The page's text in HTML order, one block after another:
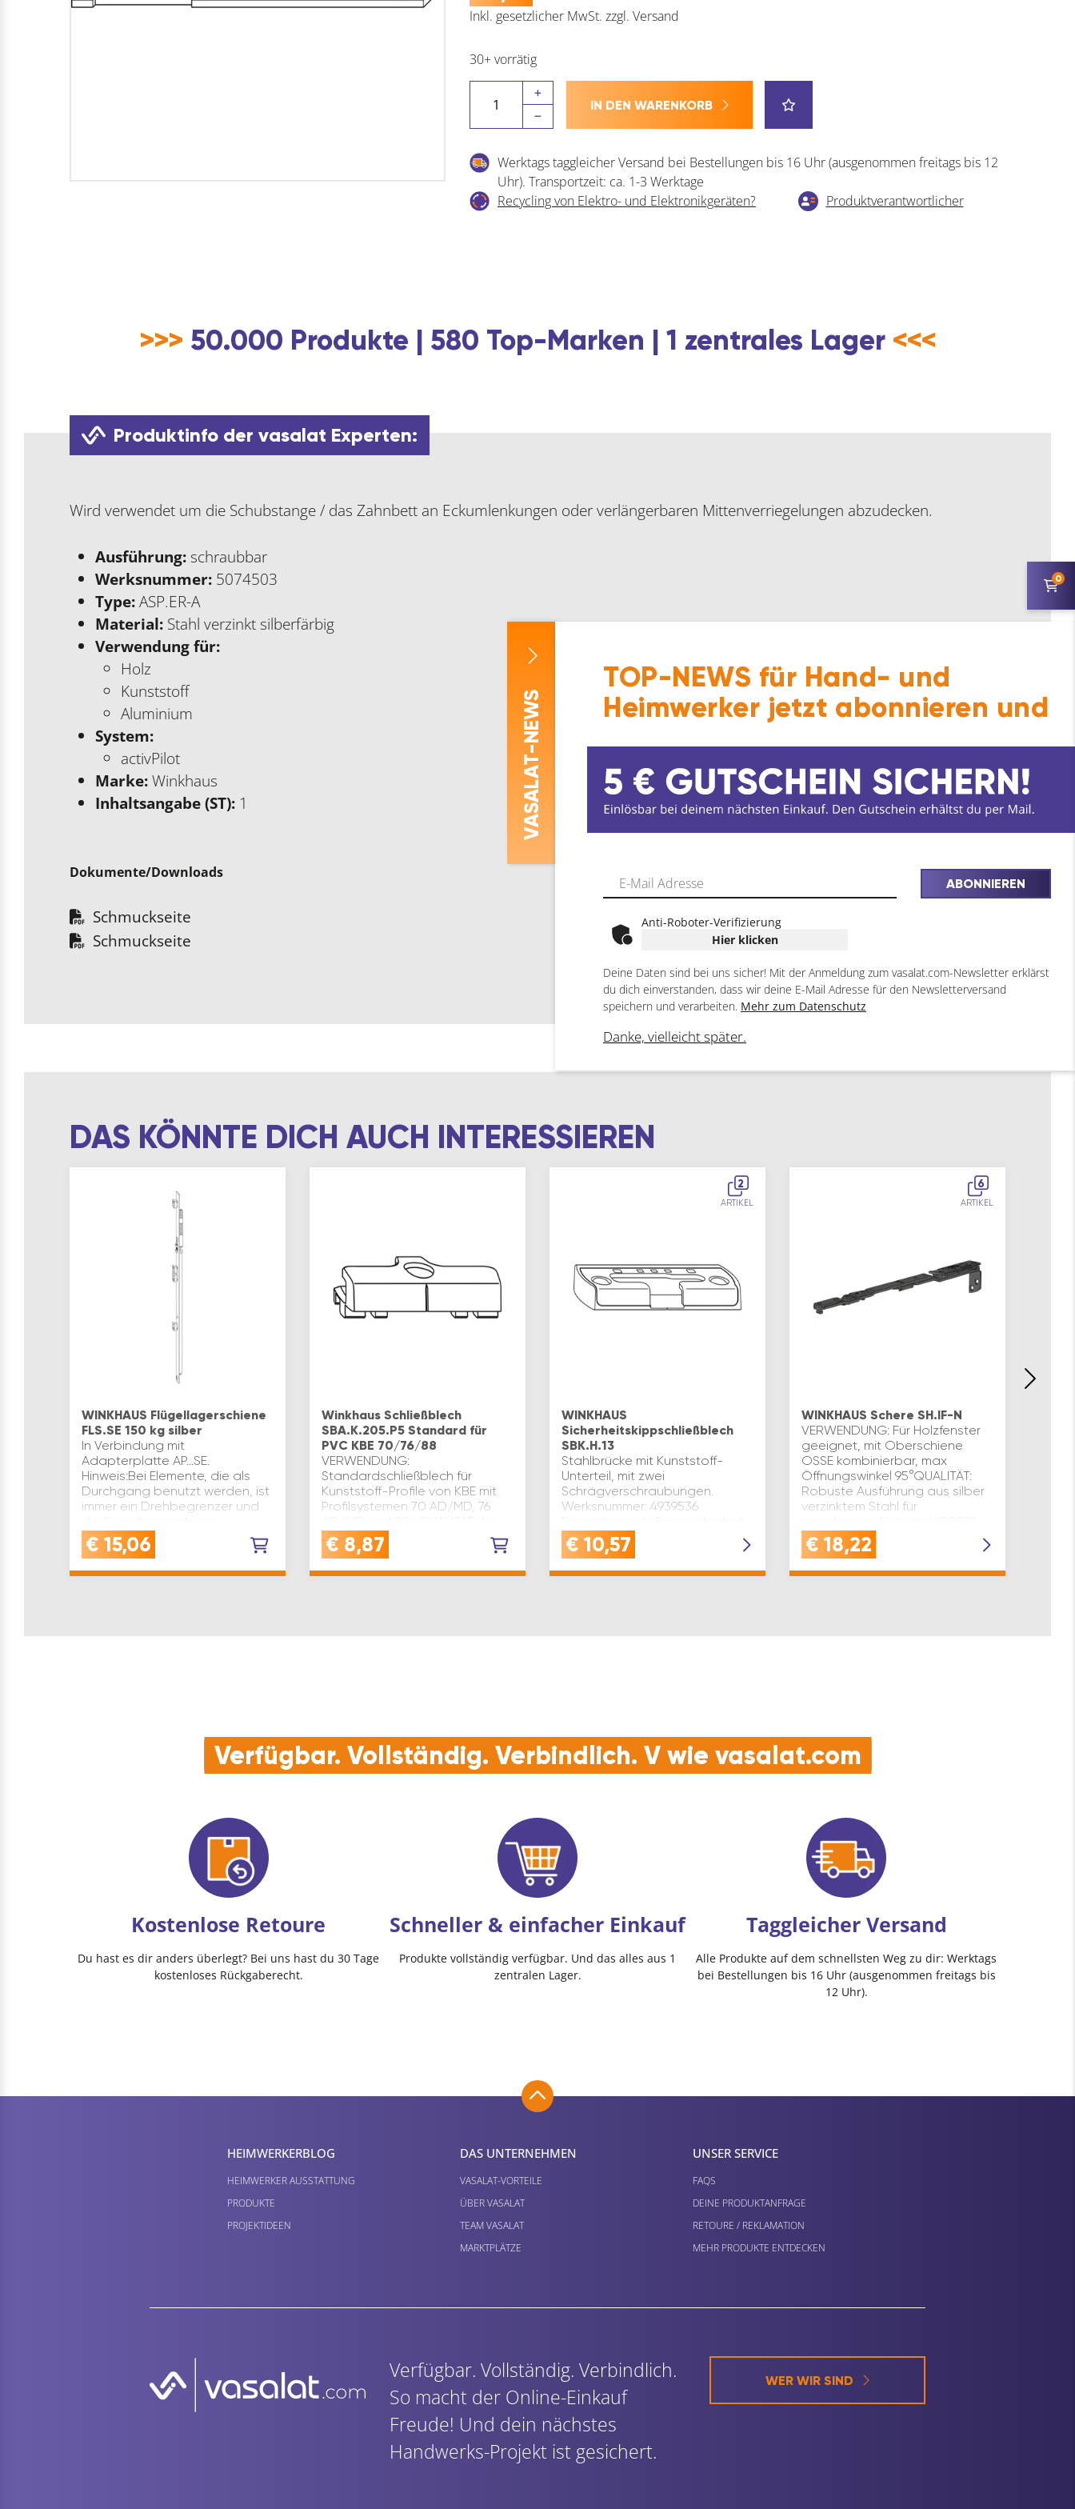
Inkl. gesetzlicher MwSt. zzgl. Versand
30+ vorrätig
Abschlussplatte
ASP.ER-
schraubbar,
verzinkt
IN DEN WARENKORB
Werktags taggleicher Versand bei Bestellungen bis 16 Uhr (ausgenommen freitags bis 12
Uhr). Transportzeit: ca. 1-3 Werktage
Recycling von Elektro- und Elektronikgeräten?
Produktverantwortlicher
>>> 50.000 Produkte | 580 Top-Marken | 1 zentrales Lager <<<
Produktinfo der vasalat Experten:
Wird verwendet um die Schubstange / das Zahnbett an Eckumlenkungen oder verlängerbaren Mittenverriegelungen abzudecken.
Ausführung: schraubbar
Werksnummer: 5074503
Type:ASP.ER-A
Material: Stahl verzinkt silberfärbig
Verwendung für:
Holz
Kunststoff
Aluminium
System:
activPilot
Marke:Winkhaus
Inhaltsangabe (ST): 1
Dokumente/Downloads
Schmuckseite
Schmuckseite
DAS KÖNNTE DICH AUCH INTERESSIEREN
WINKHAUS Flügellagerschiene
FLS.SE 150 kg silber
In Verbindung mit
Adapterplatte AP…SE.
Hinweis:Bei Elemente, die als
Durchgang benutzt werden, ist
immer ein Drehbegrenzer und
(unabhängig vom
Flügelgewicht) einzusetze…
€ 15,06
Winkhaus Schließblech
SBA.K.205.P5 Standard für
PVC KBE 70/76/88
VERWENDUNG:
Standardschließblech für
Kunststoff-Profile von KBE mit
Profilsystemen 70 AD/MD, 76
Zinkdruckguss silberfärbig
gefertigt, robust und langlebig
€ 8,87
2
ARTIKEL
WINKHAUS
Sicherheitskippschließblech
SBK.H.13
Stahlbrücke mit Kunststoff-
Unterteil, mit zwei
Schrägverschraubungen.
Werksnummer: 4939536
WK1-, WK2-, RC2-tauglich
Falzluft(mm): 12 Richtung: links
€ 10,57
6
ARTIKEL
WINKHAUS Schere SH.IF-N
VERWENDUNG: Für Holzfenster
geeignet, mit Oberschiene
OSSE kombinierbar, max
Öffnungswinkel 95°QUALITÄT:
Robuste Ausführung aus silber
verzinktem Stahl für
Ermöglicht A…
€ 18,22
Verfügbar. Vollständig. Verbindlich. V wie vasalat.com
Kostenlose Retoure
Du hast es dir anders überlegt? Bei uns hast du 30 Tage
kostenloses Rückgaberecht.
Schneller & einfacher Einkauf
Produkte vollständig verfügbar. Und das alles aus 1
zentralen Lager.
Taggleicher Versand
Alle Produkte auf dem schnellsten Weg zu dir: Werktags
bei Bestellungen bis 16 Uhr (ausgenommen freitags bis
12 Uhr).
0
V
ASALAT
-NEWS
TOP-NEWS für Hand- und
Heimwerker jetzt abonnieren und
ABONNIEREN
Anti-Roboter-Verifizierung
Hier klicken
Deine Daten sind bei uns sicher! Mit der Anmeldung zum vasalat.com-Newsletter erklärst
du dich einverstanden, dass wir deine E-Mail Adresse für den Newsletterversand
speichern und verarbeiten. Mehr zum Datenschutz
Danke, vielleicht später.
HEIMWERKER­BLOG
HEIMWERKER AUSSTATTUNG
PRODUKTE
PROJEKTIDEEN
DAS UNTERNEHMEN
VASALAT-VORTEILE
ÜBER VASALAT
TEAM VASALAT
MARKTPLÄTZE
UNSER SERVICE
FAQS
DEINE PRODUKTANFRAGE
RETOURE / REKLAMATION
MEHR PRODUKTE ENTDECKEN
Verfügbar. Vollständig. Verbindlich.
So macht der Online-Einkauf
Freude! Und dein nächstes
Handwerks-Projekt ist gesichert.
WER WIR SIND